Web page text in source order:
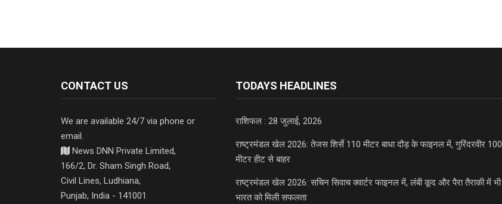
CONTACT US
We are available 24/7 via phone or
email.
News DNN Private Limited,
166/2, Dr. Sham Singh Road,
Civil Lines, Ludhiana,
Punjab, India - 141001
TODAYS HEADLINES
राशिफल : 28 जुलाई, 2026
राष्ट्रमंडल खेल 2026: तेजस शिर्से 110 मीटर बाधा दौड़ के फाइनल में, गुरिंदरवीर 100
मीटर हीट से बाहर
राष्ट्रमंडल खेल 2026: सचिन सिवाच क्वार्टर फाइनल में, लंबी कूद और पैरा तैराकी में भी
भारत को मिली सफलता